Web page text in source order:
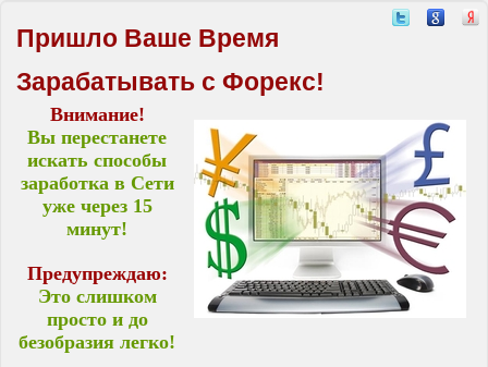
Пришло Ваше Время
Зарабатывать с Форекс!
Внимание!
Вы перестанете
искать способы
заработка в Сети
уже через 15
минут!
Предупреждаю:
Это слишком
просто и до
безобразия легко!